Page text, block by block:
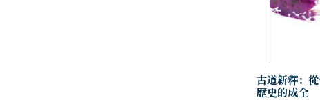
古道新釋：
歷史的成全